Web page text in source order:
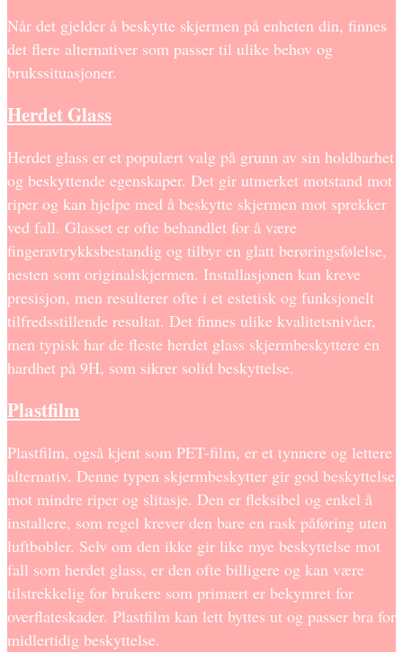
Når det gjelder å beskytte skjermen på enheten din, finnes
det flere alternativer som passer til ulike behov og
brukssituasjoner.
Herdet Glass
Herdet glass er et populært valg på grunn av sin holdbarhet
og beskyttende egenskaper. Det gir utmerket motstand mot
riper og kan hjelpe med å beskytte skjermen mot sprekker
ved fall. Glasset er ofte behandlet for å være
fingeravtrykksbestandig og tilbyr en glatt berøringsfølelse,
nesten som originalskjermen. Installasjonen kan kreve
presisjon, men resulterer ofte i et estetisk og funksjonelt
tilfredsstillende resultat. Det finnes ulike kvalitetsnivåer,
men typisk har de fleste herdet glass skjermbeskyttere en
hardhet på 9H, som sikrer solid beskyttelse.
Plastfilm
Plastfilm, også kjent som PET-film, er et tynnere og lettere
alternativ. Denne typen skjermbeskytter gir god beskyttelse
mot mindre riper og slitasje. Den er fleksibel og enkel å
installere, som regel krever den bare en rask påføring uten
luftbobler. Selv om den ikke gir like mye beskyttelse mot
fall som herdet glass, er den ofte billigere og kan være
tilstrekkelig for brukere som primært er bekymret for
overflateskader. Plastfilm kan lett byttes ut og passer bra for
midlertidig beskyttelse.